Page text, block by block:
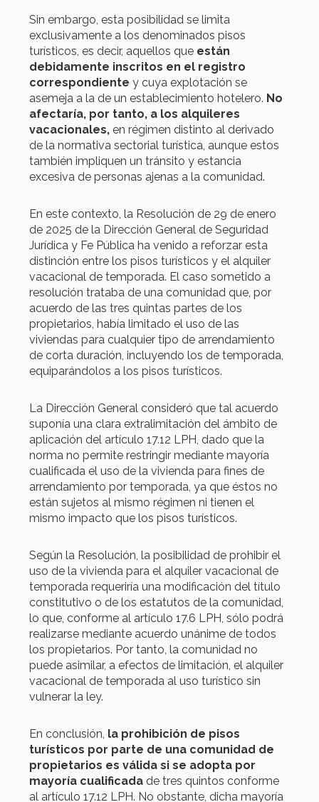
Sin embargo, esta posibilidad se limita
exclusivamente a los denominados pisos
turísticos, es decir, aquellos que están
debidamente inscritos en el registro
correspondiente y cuya explotación se
asemeja a la de un establecimiento hotelero. No
afectaría, por tanto, a los alquileres
vacacionales,en régimen distinto al derivado
de la normativa sectorial turística, aunque estos
también impliquen un tránsito y estancia
excesiva de personas ajenas a la comunidad.
En este contexto, la Resolución de 29 de enero
de 2025 de la Dirección General de Seguridad
Jurídica y Fe Pública ha venido a reforzar esta
distinción entre los pisos turísticos y el alquiler
vacacional de temporada. El caso sometido a
resolución trataba de una comunidad que, por
acuerdo de las tres quintas partes de los
propietarios, había limitado el uso de las
viviendas para cualquier tipo de arrendamiento
de corta duración, incluyendo los de temporada,
equiparándolos a los pisos turísticos.
La Dirección General consideró que tal acuerdo
suponía una clara extralimitación del ámbito de
aplicación del artículo 17.12 LPH, dado que la
norma no permite restringir mediante mayoría
cualificada el uso de la vivienda para fines de
arrendamiento por temporada, ya que éstos no
están sujetos al mismo régimen ni tienen el
mismo impacto que los pisos turísticos.
Según la Resolución, la posibilidad de prohibir el
uso de la vivienda para el alquiler vacacional de
temporada requeriría una modificación del título
constitutivo o de los estatutos de la comunidad,
lo que, conforme al artículo 17.6 LPH, sólo podrá
realizarse mediante acuerdo unánime de todos
los propietarios. Por tanto, la comunidad no
puede asimilar, a efectos de limitación, el alquiler
vacacional de temporada al uso turístico sin
vulnerar la ley.
En conclusión, la prohibición de pisos
turísticos por parte de una comunidad de
propietarios es válida si se adopta por
mayoría cualificada de tres quintos conforme
al artículo 17.12 LPH. No obstante, dicha mayoría